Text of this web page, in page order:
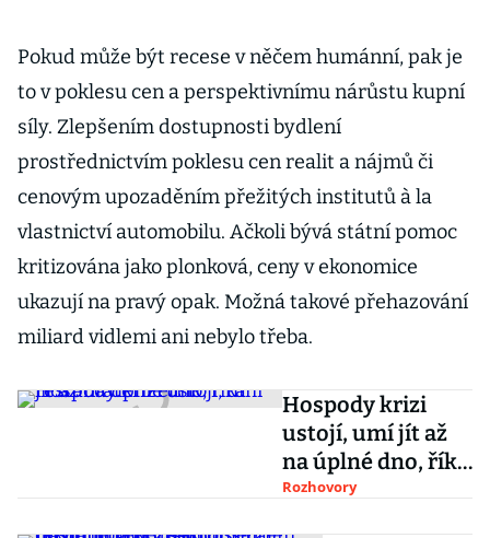
Pokud může být recese v něčem humánní, pak je
to v poklesu cen a perspektivnímu nárůstu kupní
síly. Zlepšením dostupnosti bydlení
prostřednictvím poklesu cen realit a nájmů či
cenovým upozaděním přežitých institutů à la
vlastnictví automobilu. Ačkoli bývá státní pomoc
kritizována jako plonková, ceny v ekonomice
ukazují na pravý opak. Možná takové přehazování
miliard vidlemi ani nebylo třeba.
Hospody krizi
ustojí, umí jít až
na úplné dno, říká
restauratér Petřík
Rozhovory